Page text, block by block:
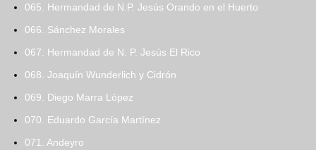
065. Hermandad de N.P. Jesús Orando en el Huerto
066. Sánchez Morales
067. Hermandad de N. P. Jesús El Rico
068. Joaquín Wunderlich y Cidrón
069. Diego Marra López
070. Eduardo García Martínez
071. Andeyro